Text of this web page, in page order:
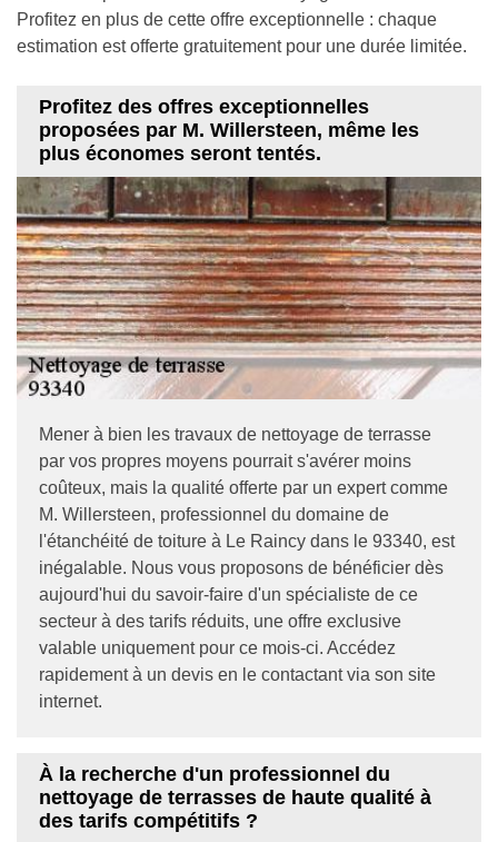
Profitez en plus de cette offre exceptionnelle : chaque
estimation est offerte gratuitement pour une durée limitée.
Profitez des offres exceptionnelles
proposées par M. Willersteen, même les
plus économes seront tentés.
Mener à bien les travaux de nettoyage de terrasse
par vos propres moyens pourrait s'avérer moins
coûteux, mais la qualité offerte par un expert comme
M. Willersteen, professionnel du domaine de
l'étanchéité de toiture à Le Raincy dans le 93340, est
inégalable. Nous vous proposons de bénéficier dès
aujourd'hui du savoir-faire d'un spécialiste de ce
secteur à des tarifs réduits, une offre exclusive
valable uniquement pour ce mois-ci. Accédez
rapidement à un devis en le contactant via son site
internet.
À la recherche d'un professionnel du
nettoyage de terrasses de haute qualité à
des tarifs compétitifs ?